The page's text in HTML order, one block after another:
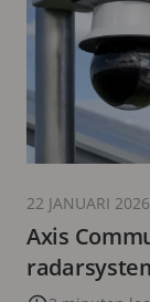
Axis
22 JANUARI 2026